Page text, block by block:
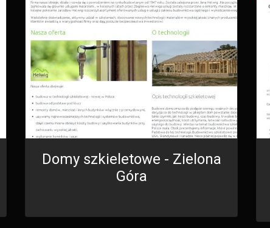
Domy szkieletowe - Zielona
Góra